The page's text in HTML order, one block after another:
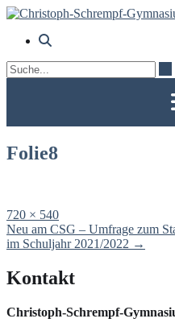
Skip
content
Folie8
Full
size
720 × 540
Post
navigation
Neu am CSG – Umfrage zum
im Schuljahr 2021/2022 →
Kontakt
Christoph-Schrempf-